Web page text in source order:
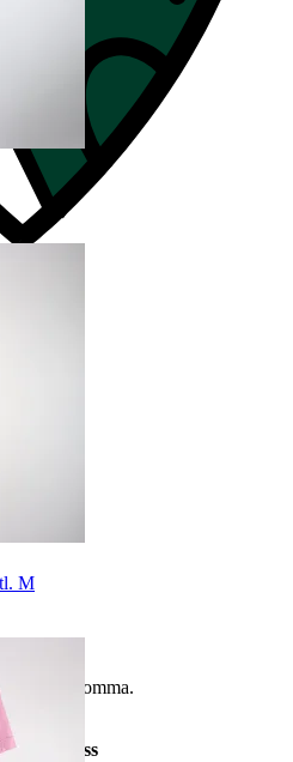
kan förekomma.
hos oss
M